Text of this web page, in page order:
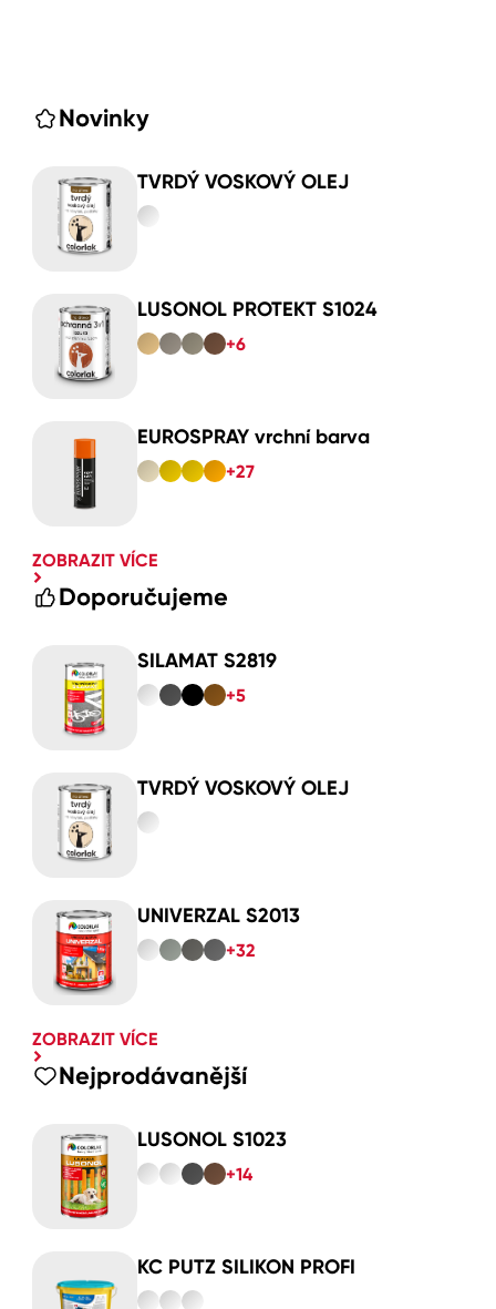
Novinky
TVRDÝ VOSKOVÝ OLEJ
LUSONOL PROTEKT S1024
+6
EUROSPRAY vrchní barva
+27
ZOBRAZIT VÍCE
Doporučujeme
SILAMAT S2819
+5
TVRDÝ VOSKOVÝ OLEJ
UNIVERZAL S2013
+32
ZOBRAZIT VÍCE
Nejprodávanější
LUSONOL S1023
+14
KC PUTZ SILIKON PROFI